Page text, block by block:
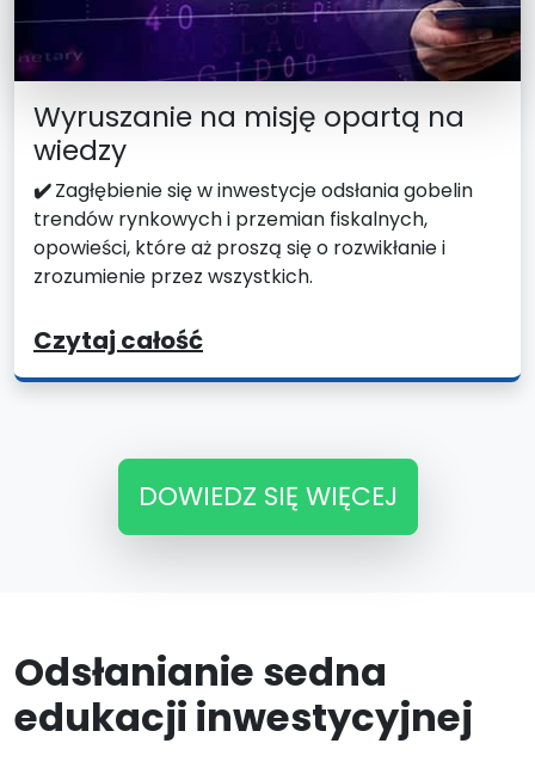
Wyruszanie na misję opartą na
wiedzy
✔️Zagłębienie się w inwestycje odsłania gobelin
trendów rynkowych i przemian fiskalnych,
opowieści, które aż proszą się o rozwikłanie i
zrozumienie przez wszystkich.
Czytaj całość
DOWIEDZ SIĘ WIĘCEJ
Odsłanianie sedna
edukacji inwestycyjnej